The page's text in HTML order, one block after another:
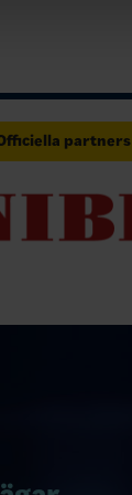
partners